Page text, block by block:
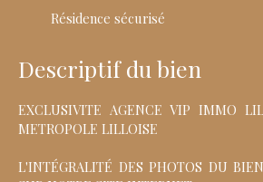
Résidence sécurisé
Descriptif du bien
EXCLUSIVITE AGENCE VIP IMMO
METROPOLE LILLOISE
L'INTÉGRALITÉ DES PHOTOS DU